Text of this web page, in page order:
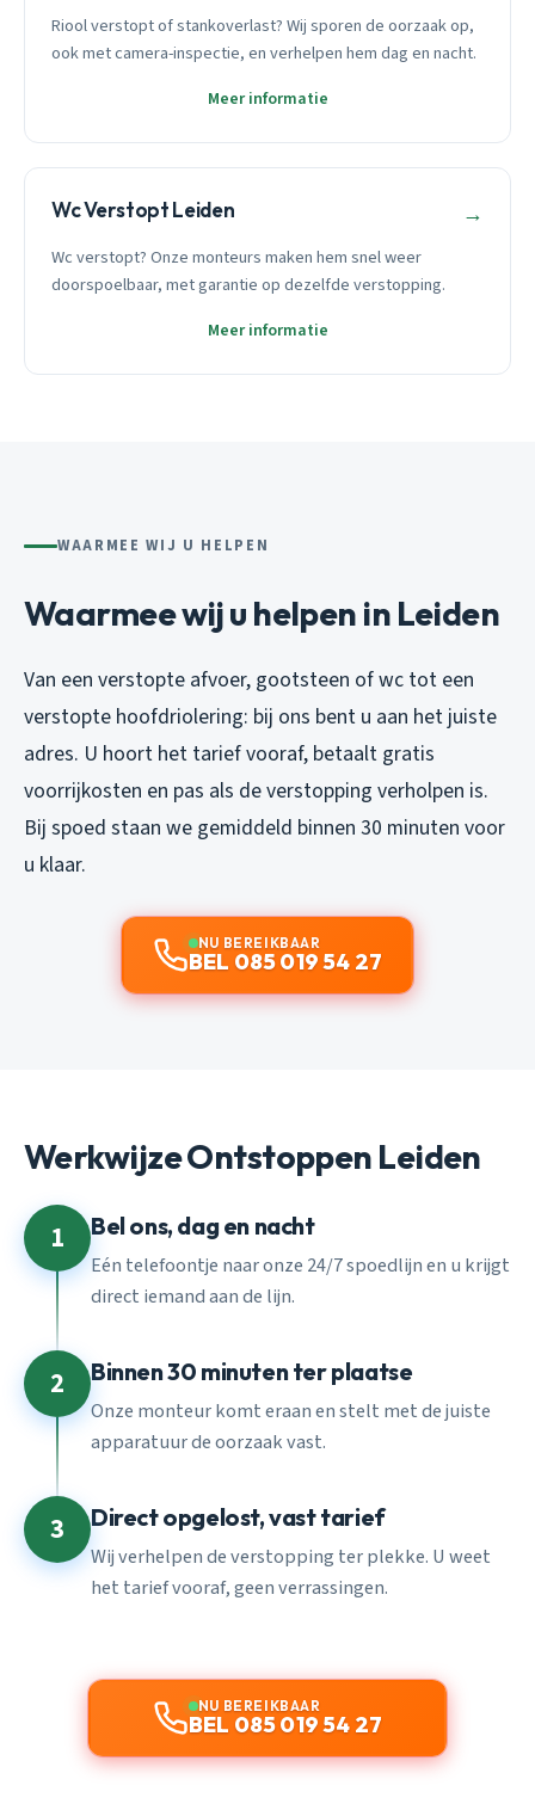
Riool verstopt of stankoverlast? Wij sporen de oorzaak op,
ook met camera-inspectie, en verhelpen hem dag en nacht.
Meer informatie
Wc Verstopt Leiden →
Wc verstopt? Onze monteurs maken hem snel weer
doorspoelbaar, met garantie op dezelfde verstopping.
Meer informatie
WAARMEE WIJ U HELPEN
Waarmee wij u helpen in Leiden
Van een verstopte afvoer, gootsteen of wc tot een
verstopte hoofdriolering: bij ons bent u aan het juiste
adres. U hoort het tarief vooraf, betaalt gratis
voorrijkosten en pas als de verstopping verholpen is.
Bij spoed staan we gemiddeld binnen 30 minuten voor
u klaar.
NU BEREIKBAAR
BEL 085 019 54 27
Werkwijze Ontstoppen Leiden
1 Bel ons, dag en nacht
Eén telefoontje naar onze 24/7 spoedlijn en u krijgt
direct iemand aan de lijn.
2 Binnen 30 minuten ter plaatse
Onze monteur komt eraan en stelt met de juiste
apparatuur de oorzaak vast.
3 Direct opgelost, vast tarief
Wij verhelpen de verstopping ter plekke. U weet
het tarief vooraf, geen verrassingen.
NU BEREIKBAAR
BEL 085 019 54 27